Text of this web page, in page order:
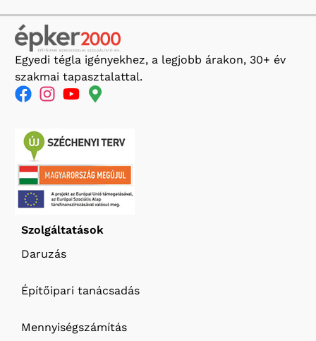
Egyedi tégla igényekhez, a legjobb árakon, 30+ év
szakmai tapasztalattal.
Szolgáltatások
Daruzás
Építőipari tanácsadás
Mennyiségszámítás